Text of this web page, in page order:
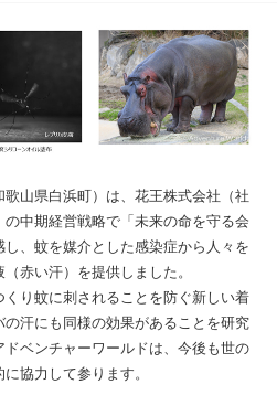
山県白浜町）は、花王株式会社（社
中期経営戦略で「未来の命を守る会
、蚊を媒介とした感染症から人々を
赤い汗）を提供しました。
り蚊に刺されることを防ぐ新しい着
汗にも同様の効果があることを研究
ベンチャーワールドは、今後も世の
協力して参ります。